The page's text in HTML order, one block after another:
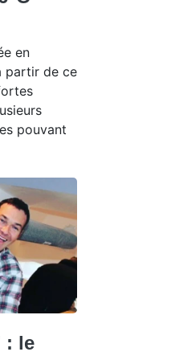
en
partir de ce
pouvant
: le